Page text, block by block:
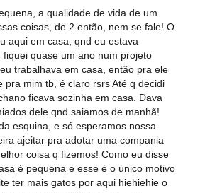
a qualidade de vida de um
coisas, de 2 então, nem se fale! O
aqui em casa, qnd eu estava
fiquei quase um ano num projeto
trabalhava em casa, então pra ele
pra mim tb, é claro rsrs Até q decidi
ficava sozinha em casa. Dava
dele qnd saiamos de manhã!
esquina, e só esperamos nossa
ajeitar pra adotar uma compania
coisa q fizemos! Como eu disse
é pequena e esse é o único motivo
ter mais gatos por aqui hiehiehie o